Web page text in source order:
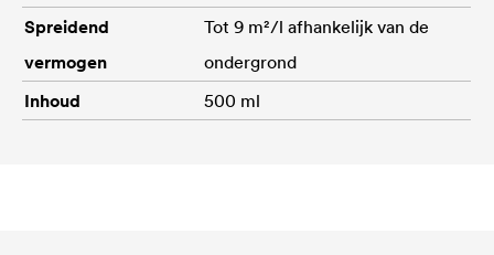
Spreidend
vermogen
Tot 9 m²/l afhankelijk van de
ondergrond
Inhoud
500 ml